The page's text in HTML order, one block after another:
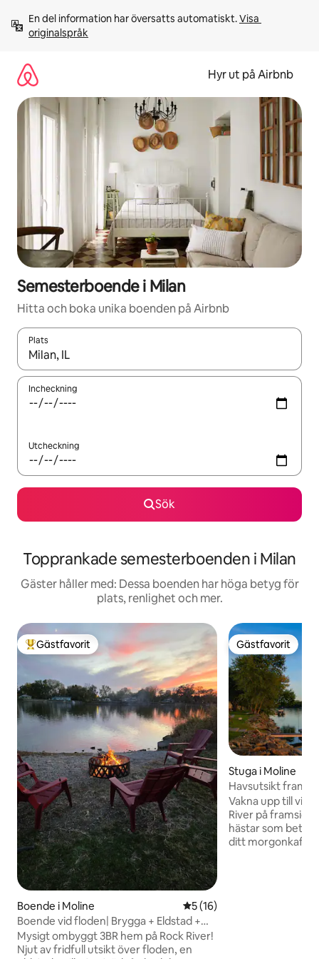
innehåll
En del information har översatts automatiskt. Visa
originalspråk
Hyr ut på Airbnb
Semesterboende i Milan
Hitta och boka unika boenden på Airbnb
Plats
När resultaten är tillgängliga kan du navigera med upp- och
Incheckning
Utcheckning
Sök
Topprankade semesterboenden i Milan
Gäster håller med: Dessa boenden har höga betyg för
plats, renlighet och mer.
Populär gästfavorit
Gästfavorit
Boende i Moline 5 av 5 i genomsnittligt
5 (16)
Boende vid floden| Brygga + Eldstad +
Fullt utrustat kök
Mysigt ombyggt 3BR hem på Rock River!
Njut av fridfull utsikt över floden, en
Gästfavorit
Gästfavorit
Stuga i Moline
Havsutsikt fram,
och cyklar
Vakna upp till
River på
hästar som betar
ditt morgonkaffe